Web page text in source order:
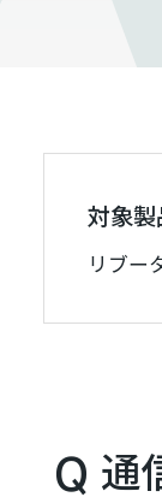
対象製
リブー
通